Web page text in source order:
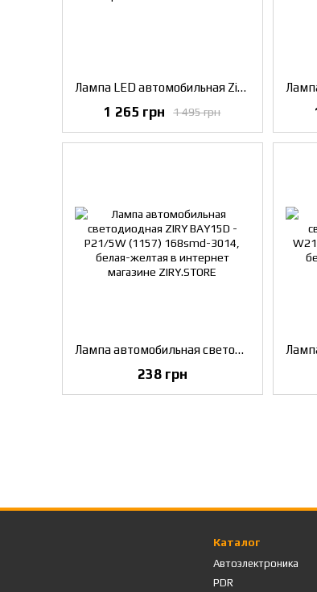
Лампа LED автомобильная ZiRy T80 H7 60W 6000K комплект 2шт.
1 495 грн
1 265 грн
Лампа автомобильная светодиодная ZIRY BAY15D - P21/5W (1157) 168smd-3014, белая-желтая
238 грн
Каталог
Автоэлектроника
PDR